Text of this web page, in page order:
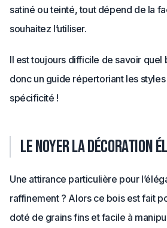
satiné ou teinté, tout dépend de la
souhaitez l’utiliser.
Il est toujours difficile de savoir quel
donc un guide répertoriant les
spécificité !
Le noyer la décoration
Une attirance particulière pour
raffinement ? Alors ce bois est fait
doté de grains fins et facile à